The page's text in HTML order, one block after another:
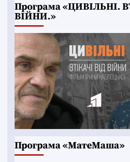
Програма «ЦИВІЛЬНІ.
ВІЙНИ.»
Програма «МатеМаша»